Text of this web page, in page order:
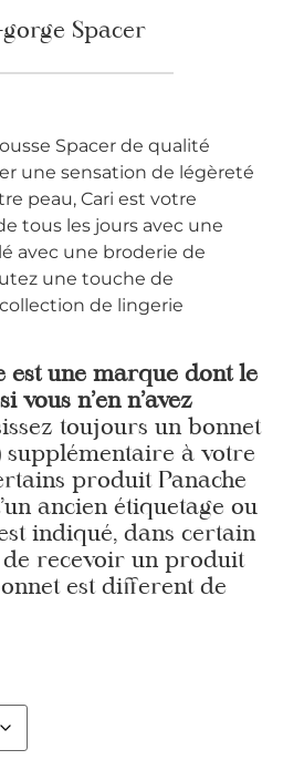
gorge Spacer
Spacer de qualité
une sensation de légèreté
peau, Cari est votre
tous les jours avec une
avec une broderie de
une touche de
de lingerie
est une marque dont le
vous n’en n’avez
toujours un bonnet
à votre
produit Panache
ancien étiquetage ou
indiqué, dans certain
recevoir un produit
est different de